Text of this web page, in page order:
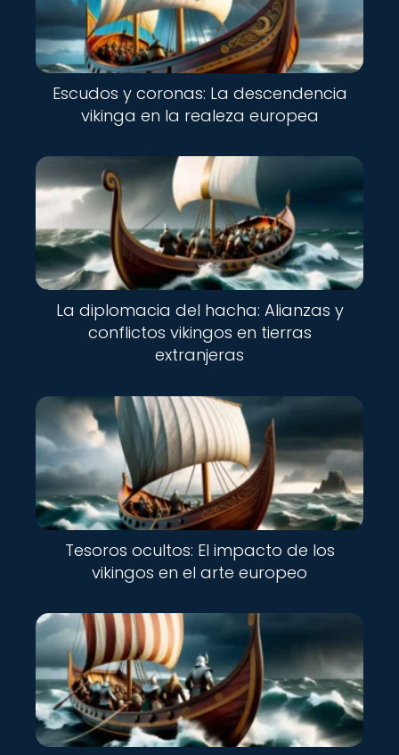
Escudos y coronas: La descendencia
vikinga en la realeza europea
La diplomacia del hacha: Alianzas y
conflictos vikingos en tierras
extranjeras
Tesoros ocultos: El impacto de los
vikingos en el arte europeo